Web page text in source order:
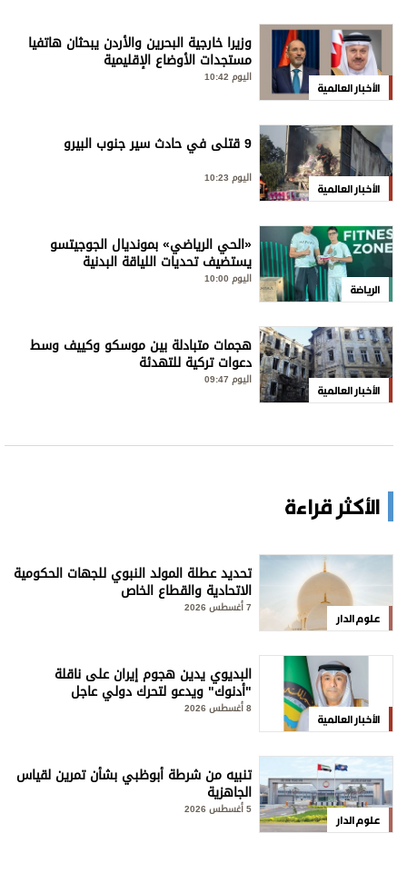
الأخبار العالمية
وزيرا خارجية البحرين والأردن يبحثان هاتفيا
مستجدات الأوضاع الإقليمية
اليوم 10:42
الأخبار العالمية
9 قتلى في حادث سير جنوب البيرو
اليوم 10:23
الرياضة
«الحي الرياضي» بمونديال الجوجيتسو
يستضيف تحديات اللياقة البدنية
اليوم 10:00
الأخبار العالمية
هجمات متبادلة بين موسكو وكييف وسط
دعوات تركية للتهدئة
اليوم 09:47
الأكثر قراءة
علوم الدار
تحديد عطلة المولد النبوي للجهات الحكومية
الاتحادية والقطاع الخاص
الأخبار العالمية
البديوي يدين هجوم إيران على ناقلة
"أدنوك" ويدعو لتحرك دولي عاجل
8 أغسطس 2026
علوم الدار
تنبيه من شرطة أبوظبي بشأن تمرين لقياس
الجاهزية
5 أغسطس 2026